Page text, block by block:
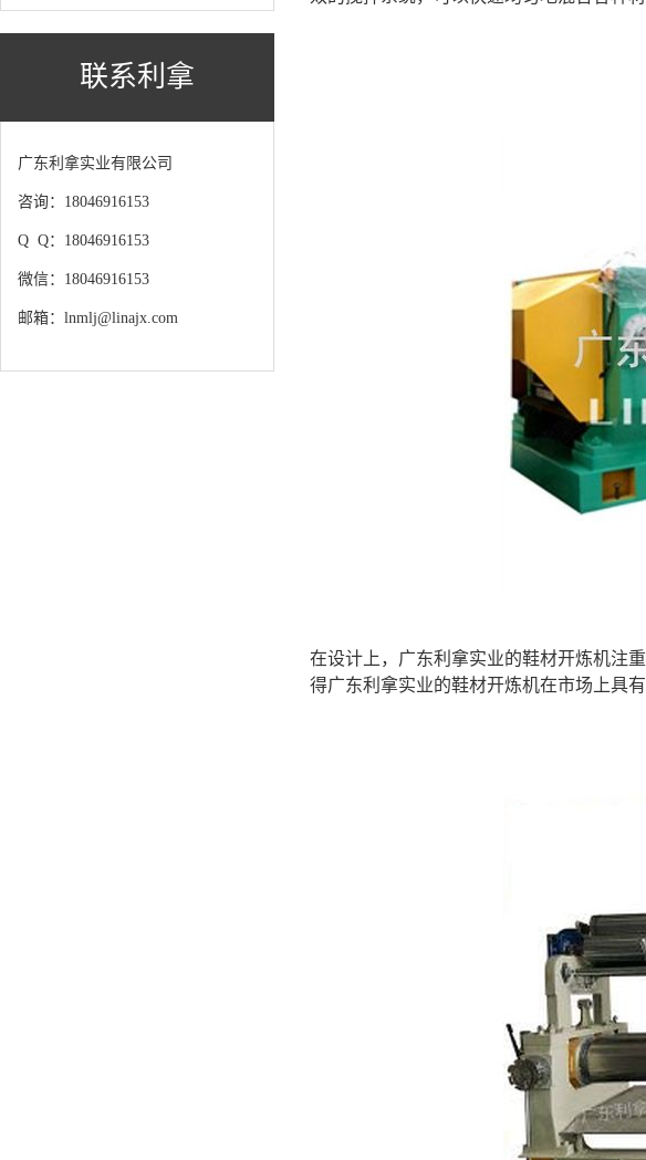
联系利拿
广东利拿实业有限公司
咨询：18046916153
Q Q：18046916153
微信：18046916153
邮箱：lnmlj@linajx.com
在设计上，广东利拿实业的鞋材开炼机注
得广东利拿实业的鞋材开炼机在市场上具有